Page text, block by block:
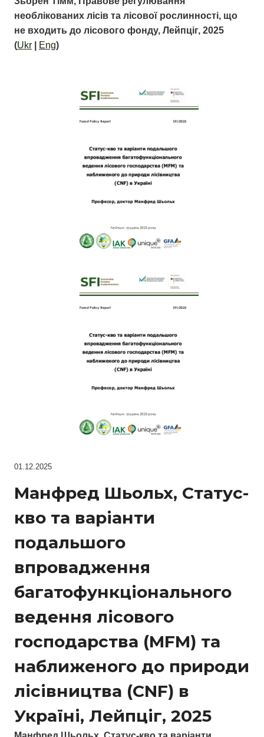
необлікованих лісів та лісової рослинності, що
не входить до лісового фонду, Лейпціг, 2025
(Ukr Eng)
Манфред Шьольх, Статус-
кво та варіанти
подальшого
впровадження
багатофункціонального
ведення лісового
господарства (MFM) та
наближеного до природи
лісівництва (CNF) в
Україні, Лейпціг, 2025
01.12.2025